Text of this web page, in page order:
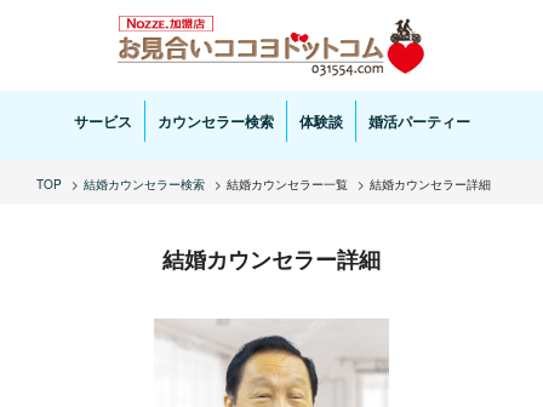
お見合い・結婚相談ならお見合いココヨドットコムへ。専任の結婚カウンセラーがサポートいた
します。
サービス カウンセラー検索 体験談 婚活パーティー
TOP 結婚カウンセラー検索 結婚カウンセラー一覧 結婚カウンセラー詳細
結婚カウンセラー詳細